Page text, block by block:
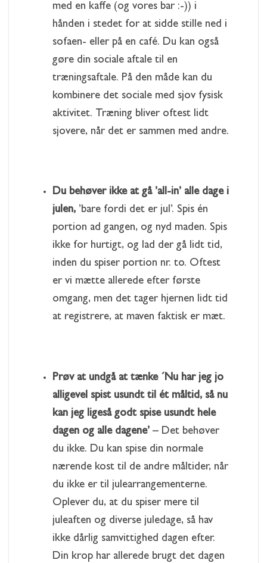
med en kaffe (og vores bar :-)) i
hånden i stedet for at sidde stille ned i
sofaen- eller på en café. Du kan også
gøre din sociale aftale til en
træningsaftale. På den måde kan du
kombinere det sociale med sjov fysisk
aktivitet. Træning bliver oftest lidt
sjovere, når det er sammen med andre.
Du behøver ikke at gå ’all-in’ alle dage i
julen,’bare fordi det er jul’. Spis én
portion ad gangen, og nyd maden. Spis
ikke for hurtigt, og lad der gå lidt tid,
inden du spiser portion nr. to. Oftest
er vi mætte allerede efter første
omgang, men det tager hjernen lidt tid
at registrere, at maven faktisk er mæt.
Prøv at undgå at tænke ´Nu har jeg jo
alligevel spist usundt til ét måltid, så nu
kan jeg ligeså godt spise usundt hele
dagen og alle dagene’– Det behøver
du ikke. Du kan spise din normale
nærende kost til de andre måltider, når
du ikke er til julearrangementerne.
Oplever du, at du spiser mere til
juleaften og diverse juledage, så hav
ikke dårlig samvittighed dagen efter.
Din krop har allerede brugt det dagen